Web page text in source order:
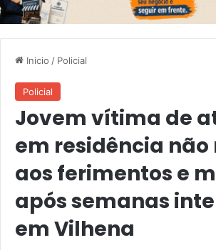
Inicio / Policial
Policial
Jovem vítima de
em residência não
aos ferimentos e
após semanas
em Vilhena